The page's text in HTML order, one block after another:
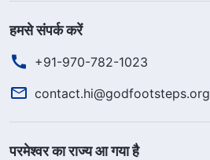
हमसे संपर्क करें
+91-970-782-1023
contact.hi@godfootsteps.org
परमेश्वर का राज्य आ गया है